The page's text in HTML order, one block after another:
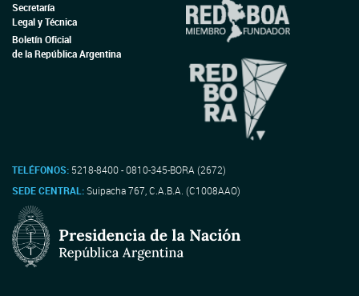
Secretaría
Legal y Técnica
Boletín Oficial
de la República Argentina
TELÉFONOS: 5218-8400 - 0810-345-BORA (2672)
SEDE CENTRAL:Suipacha 767, C.A.B.A. (C1008AAO)